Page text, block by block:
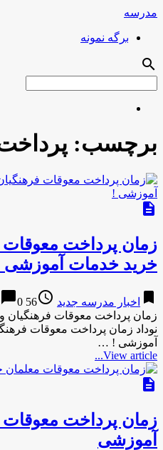
مدرسه
برگه نمونه
search
برچسب:
description
زمان پرداخت معوقات
خرید خدمات آموزشی
bookmark اخبار مدرسه جدید access_time
56 years ago
chat_bubble0
زمان پرداخت معوقات
نوداد زمان پرداخت معوقات
آموزشی ! …
View article...
description
زمان پرداخت
آموزشی